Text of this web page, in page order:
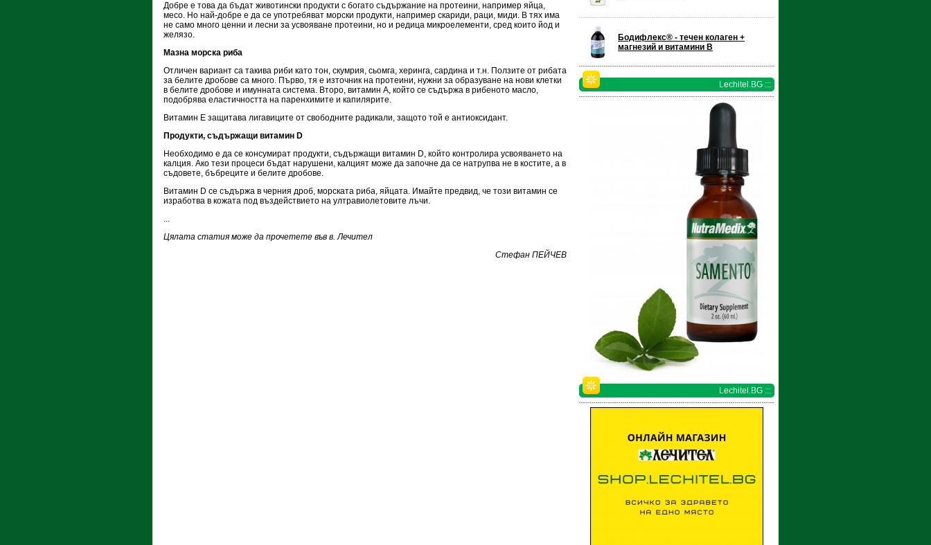
Добре е това да бъдат животински продукти с богато съдържание на протеини, например яйца,
месо. Но най-добре е да се употребяват морски продукти, например скариди, раци, миди. В тях има
не само много ценни и лесни за усвояване протеини, но и редица микроелементи, сред които йод и
желязо.
Мазна морска риба
Отличен вариант са такива риби като тон, скумрия, сьомга, херинга, сардина и т.н. Ползите от рибата
за белите дробове са много. Първо, тя е източник на протеини, нужни за образуване на нови клетки
в белите дробове и имунната система. Второ, витамин А, който се съдържа в рибеното масло,
подобрява еластичността на паренхимите и капилярите.
Витамин Е защитава лигавиците от свободните радикали, защото той е антиоксидант.
Продукти, съдържащи витамин D
Необходимо е да се консумират продукти, съдържащи витамин D, който контролира усвояването на
калция. Ако тези процеси бъдат нарушени, калцият може да започне да се натрупва не в костите, а в
съдовете, бъбреците и белите дробове.
Витамин D се съдържа в черния дроб, морската риба, яйцата. Имайте предвид, че този витамин се
изработва в кожата под въздействието на ултравиолетовите лъчи.
...
Цялата статия може да прочетете във в. Лечител
Стефан ПЕЙЧЕВ
Бодифлекс® - течен колаген +
магнезий и витамини В
Lechitel.BG :::
Lechitel.BG :::